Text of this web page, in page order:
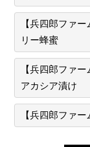
【兵四郎ファ
リー蜂蜜
【兵四郎ファ
アカシア漬け
【兵四郎ファ